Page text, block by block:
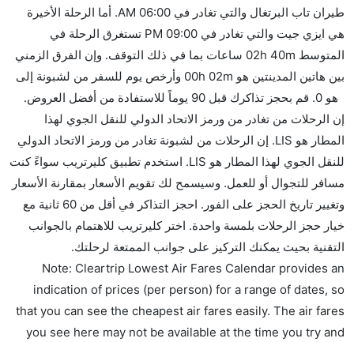
طيران تاب البرتغال والتي تغادر في 06:00 AM. أما الرحلة الأخيرة
هي ايزي جيت والتي تغادر في 09:00 PM تستغرق الرحلة في
المتوسط 02h 40m ساعات بما في ذلك التوقف. وإن الفرق الزمني
بين هاتين المدينتين هو 00h 02m وأرخص يوم للسفر من لشبونة إلى
هو 0. قم بحجز تذاكرك قبل 90 يوماً للاستفادة من أفضل العروض.
إن الرحلات من تغادر من ورمز الاتحاد الدولي للنقل الجوي لهذا
المطار هو LIS. إن الرحلات من لشبونة تغادر من ورمز الاتحاد الدولي
للنقل الجوي لهذا المطار هو LIS. استخدم تطبيق كليرتريب سواءً كنت
مسافر للتجوال أو للعمل. وسيسمح لك تقويم الأسعار بمقارنة الأسعار
وتغيير تاريخ الحجز على الفور. احجز التذاكر في أقل من 60 ثانية مع
خيار حجز الرحلات بلمسة واحدة. اختر كليرتريب للاهتمام بالجوانب
التقنية بحيث يمكنك التركيز على جوانب الممتعة لرحلتك.
Note: Cleartrip Lowest Air Fares Calendar provides an
indication of prices (per person) for a range of dates, so
that you can see the cheapest air fares easily. The air fares
you see here may not be available at the time you try and